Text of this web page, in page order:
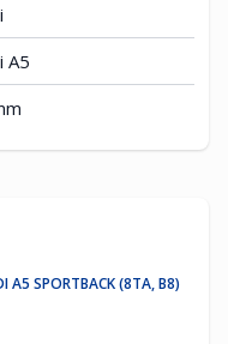
A5
A5 SPORTBACK (8TA, B8)